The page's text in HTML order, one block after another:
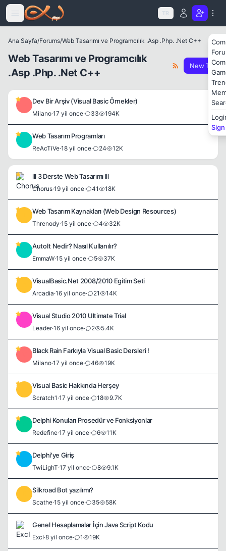
Icerige atla
TR
Ana Sayfa/Forums/Web Tasarımı ve Programcılık .Asp .Php. .Net C++
Web Tasarımı ve Programcılık
.Asp .Php. .Net C++
New
Dev Bir Arşiv (Visual Basic Örnekler)
Milano·17 yil once· 33 194K
Web Tasarım Programları
ReAcTiVe·18 yil once· 24 12K
lll 3 Derste Web Tasarımı lll
Chorus·19 yil once· 41 18K
Web Tasarım Kaynakları (Web Design Resources)
Threnody·15 yil once· 4 32K
AutoIt Nedir? Nasıl Kullanılır?
EmmaW·15 yil once· 5 37K
VisualBasic.Net 2008/2010 Egitim Seti
Arcadia·16 yil once· 21 14K
Visual Studio 2010 Ultimate Trial
Leader·16 yil once· 2 5.4K
Black Rain Farkıyla Visual Basic Dersleri !
Milano·17 yil once· 46 19K
Visual Basic Hakkında Herşey
Scratch1 ·17 yil once· 18 9.7K
Delphi Konuları Prosedür ve Fonksiyonlar
Redefine·17 yil once· 6 11K
Delphi'ye Giriş
TwiLighT·17 yil once· 8 9.1K
Silkroad Bot yazılımı?
Scathe·15 yil once· 35 58K
Genel Hesaplamalar İçin Java Script Kodu
ExcI·8 yil once· 1 19K